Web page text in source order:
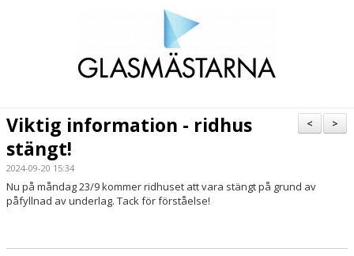
PERSONAL
>
<
Viktig information - ridhus
stängt!
2024-09-20 15:34
Nu på måndag 23/9 kommer ridhuset att vara stängt på grund av
påfyllnad av underlag. Tack för förståelse!